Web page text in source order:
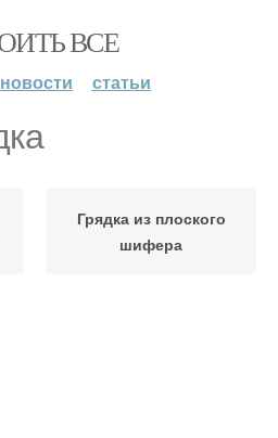
ВСЕ
новости статьи
Грядка из плоского
шифера